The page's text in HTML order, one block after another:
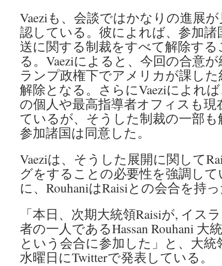
Vaeziも、会談ではかなりの進展
認している。彼によれば、参加諸
送に関する制裁をすべて解除す
る。Vaeziによると、今回の合意
ランプ政権下でアメリカが課した
解除となる。さらにVaeziによれ
の個人や最高指導者オフィスも
ているが、そうした制裁の一部
参加諸国は同意した。
Vaeziは、そうした展開に関して
グをすることの必要性を強調し
に、RouhaniはRaisiとの会合を持
「本日、次期大統領Raisiが, イス
者の一人であるHassan Rouhani 大
という会合に参加した」と、大
水曜日にTwitterで発表している。